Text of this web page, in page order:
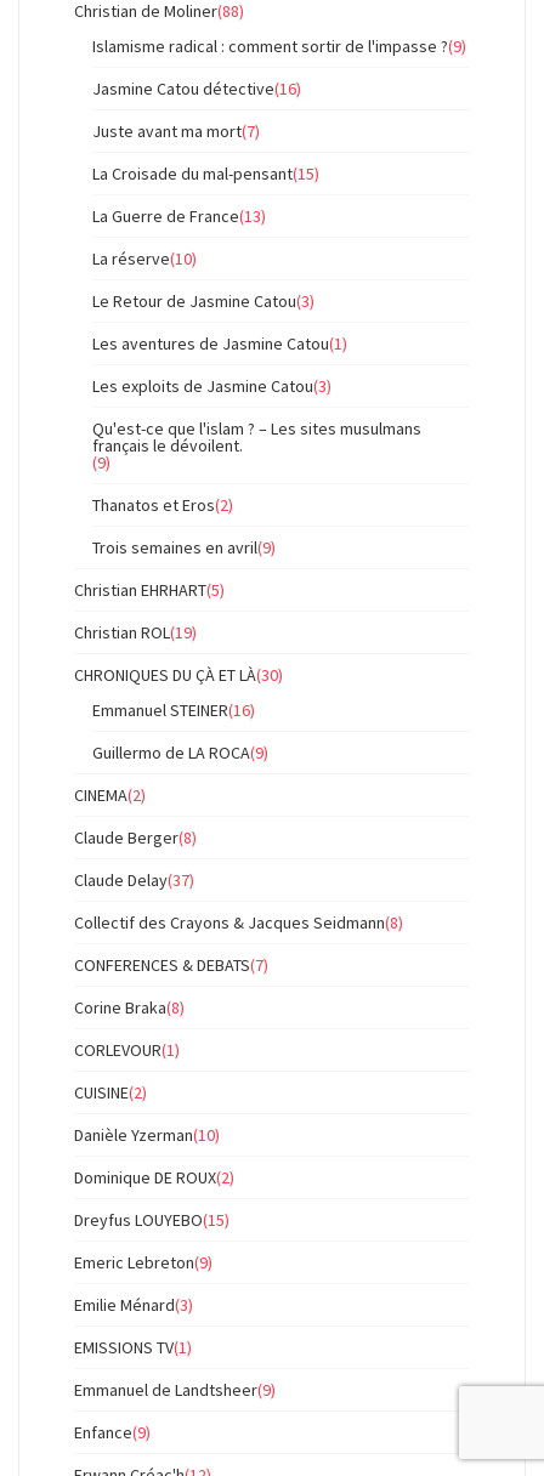
Christian de Moliner(88)
Islamisme radical : comment sortir de l'impasse ?(9)
Jasmine Catou détective(16)
Juste avant ma mort(7)
La Croisade du mal-pensant(15)
La Guerre de France(13)
La réserve(10)
Le Retour de Jasmine Catou(3)
Les aventures de Jasmine Catou(1)
Les exploits de Jasmine Catou(3)
Qu'est-ce que l'islam ? – Les sites musulmans
français le dévoilent.
(9)
Thanatos et Eros(2)
Trois semaines en avril(9)
Christian EHRHART(5)
Christian ROL(19)
CHRONIQUES DU ÇÀ ET LÀ(30)
Emmanuel STEINER(16)
Guillermo de LA ROCA(9)
CINEMA(2)
Claude Berger(8)
Claude Delay(37)
Collectif des Crayons & Jacques Seidmann(8)
CONFERENCES & DEBATS(7)
Corine Braka(8)
CORLEVOUR(1)
CUISINE(2)
Danièle Yzerman(10)
Dominique DE ROUX(2)
Dreyfus LOUYEBO(15)
Emeric Lebreton(9)
Emilie Ménard(3)
EMISSIONS TV(1)
Emmanuel de Landtsheer(9)
Enfance(9)